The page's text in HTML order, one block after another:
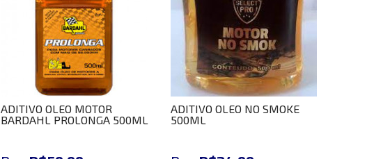
ADITIVO OLEO MOTOR
BARDAHL PROLONGA 500ML
ADITIVO OLEO NO SMOKE
500ML